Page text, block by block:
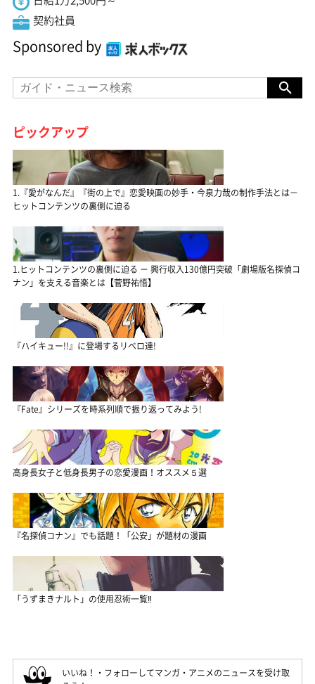
契約社員
Sponsored by
ピックアップ
1.『愛がなんだ』『街の上で』恋愛映画の妙手・今泉力哉の制作手法とは－
ヒットコンテンツの裏側に迫る
1.ヒットコンテンツの裏側に迫る － 興行収入130億円突破「劇場版名探偵コ
ナン」を支える音楽とは【菅野祐悟】
『ハイキュー!!』に登場するリベロ達!
『Fate』シリーズを時系列順で振り返ってみよう!
高身長女子と低身長男子の恋愛漫画！オススメ５選
『名探偵コナン』でも話題！「公安」が題材の漫画
「うずまきナルト」の使用忍術一覧‼
いいね！・フォローしてマンガ・アニメのニュースを受け取